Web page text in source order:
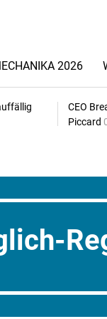
2026
CEO
Piccard